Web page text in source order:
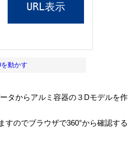
動かす
タからアルミ容器の３Dモデルを作
すのでブラウザで360°から確認する